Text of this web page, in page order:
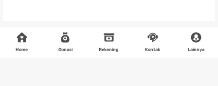
Home Donasi Rekening Kontak Lainnya